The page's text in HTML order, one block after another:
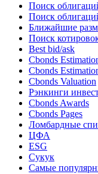
Поиск
Поиск
Ближайшие
Поиск
Best bid/ask
Cbonds
Cbonds
Cbonds Valuation
Рэнкинги
Cbonds Awards
Cbonds Pages
Ломбардные
ЦФА
ESG
Сукук
Самые